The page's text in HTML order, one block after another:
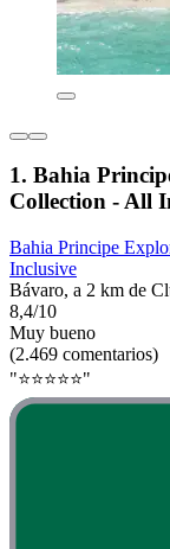
1. Bahia
Collection - All
Bahia Principe
Inclusive
Bávaro, a 2 km de
8,4/10
Muy bueno
(2.469 comentarios)
"⭐️⭐️⭐️⭐️⭐️"